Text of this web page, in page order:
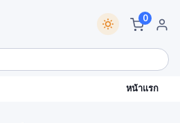
0
หน้าแรก